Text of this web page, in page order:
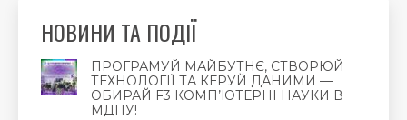
НОВИНИ ТА ПОДІЇ
ПРОГРАМУЙ МАЙБУТНЄ, СТВОРЮЙ
ТЕХНОЛОГІЇ ТА КЕРУЙ ДАНИМИ —
ОБИРАЙ F3 КОМП’ЮТЕРНІ НАУКИ В
МДПУ!